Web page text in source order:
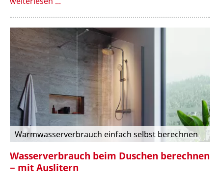
Warmwasserverbrauch einfach selbst berechnen
Wasserverbrauch beim Duschen berechnen
− mit Auslitern